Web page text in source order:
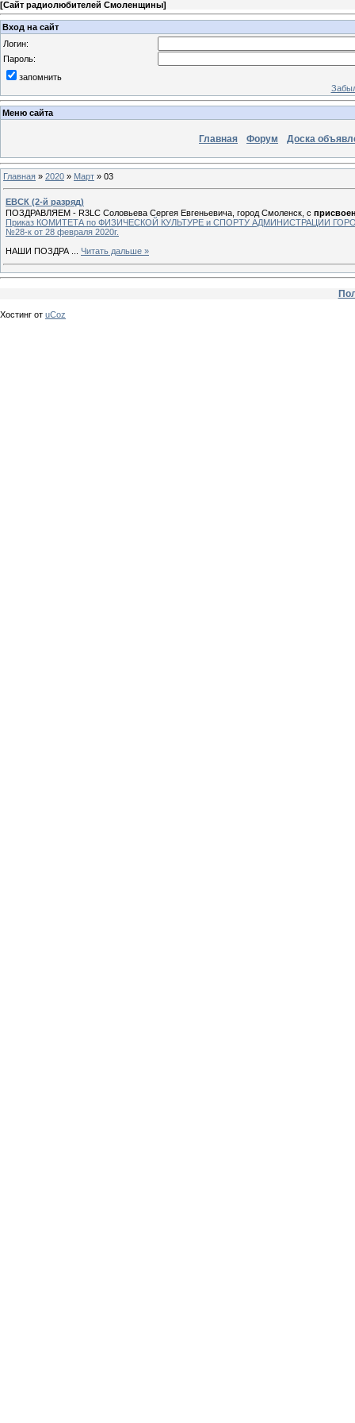
[Сайт радиолюбителей Смоленщины]
Вход на сайт
Логин:
Пароль:
запомнить
Меню сайта
Главная Форум Доска
Главная » 2020 » Март » 03
ЕВСК (2-й разряд)
ПОЗДРАВЛЯЕМ - R3LC Соловьева Сергея Евгеньевича, город Смоленск, с
Приказ КОМИТЕТА по ФИЗИЧЕСКОЙ КУЛЬТУРЕ и СПОРТУ АДМИНИСТРАЦИИ
№28-к от 28 февраля 2020г.
НАШИ ПОЗДРА
Читать дальше »
Хостинг от uCoz